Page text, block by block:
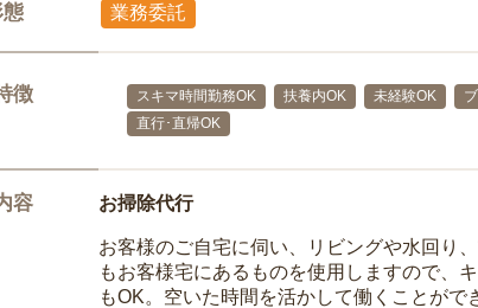
業務委託
徴 スキマ時間勤務OK 扶養内OK 未経験OK
直行･直帰OK
容 お掃除代行
お客様のご自宅に伺い、リビングや水回り
もお客様宅にあるものを使用しますので、
もOK。空いた時間を活かして働くことが